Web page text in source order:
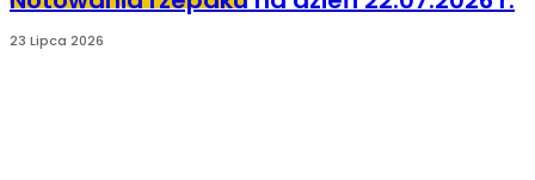
23 Lipca 2026